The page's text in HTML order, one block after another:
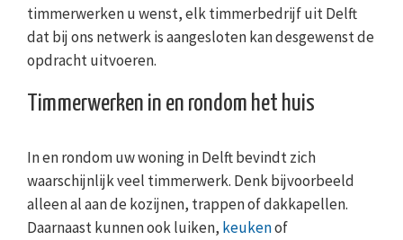
timmerwerken u wenst, elk timmerbedrijf uit Delft
dat bij ons netwerk is aangesloten kan desgewenst de
opdracht uitvoeren.
Timmerwerken in en rondom het huis
In en rondom uw woning in Delft bevindt zich
waarschijnlijk veel timmerwerk. Denk bijvoorbeeld
alleen al aan de kozijnen, trappen of dakkapellen.
Daarnaast kunnen ook luiken, keukenof